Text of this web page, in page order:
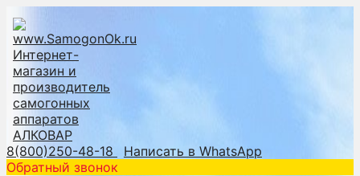
8(800)250-48-18
Написать в WhatsApp
Обратный звонок